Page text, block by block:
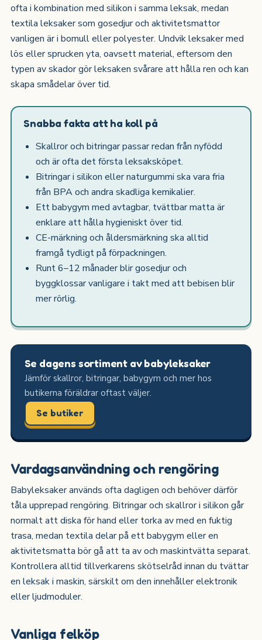
ofta i kombination med silikon i samma leksak, medan
textila leksaker som gosedjur och aktivitetsmattor
vanligen är i bomull eller polyester. Undvik leksaker med
lös eller sprucken yta, oavsett material, eftersom den
typen av skador gör leksaken svårare att hålla ren och kan
skapa smådelar över tid.
Snabba fakta att ha koll på
Skallror och bitringar passar redan från nyfödd
och är ofta det första leksaksköpet.
Bitringar i silikon eller naturgummi ska vara fria
från BPA och andra skadliga kemikalier.
Ett babygym med avtagbar, tvättbar matta är
enklare att hålla hygieniskt över tid.
CE-märkning och åldersmärkning ska alltid
framgå tydligt på förpackningen.
Runt 6–12 månader blir gosedjur och
byggklossar vanligare i takt med att bebisen blir
mer rörlig.
Se dagens sortiment av babyleksaker
Jämför skallror, bitringar, babygym och mer hos
butikerna föräldrar oftast väljer.
Se butiker
Vardagsanvändning och rengöring
Babyleksaker används ofta dagligen och behöver därför
tåla upprepad rengöring. Bitringar och skallror i silikon går
normalt att diska för hand eller torka av med en fuktig
trasa, medan textila delar på ett babygym eller en
aktivitetsmatta bör gå att ta av och maskintvätta separat.
Kontrollera alltid tillverkarens skötselråd innan du tvättar
en leksak i maskin, särskilt om den innehåller elektronik
eller ljudmoduler.
Vanliga felköp